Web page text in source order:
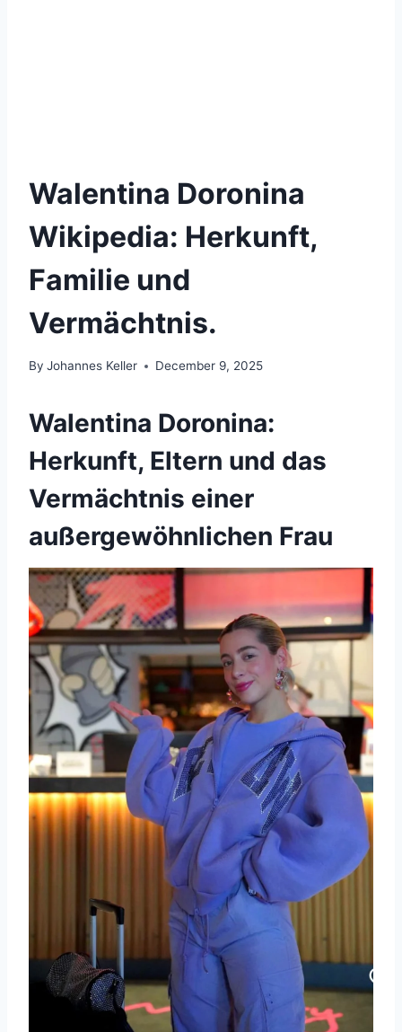
Walentina Doronina
Wikipedia: Herkunft,
Familie und
Vermächtnis.
By Johannes Keller December 9, 2025
Walentina Doronina:
Herkunft, Eltern und das
Vermächtnis einer
außergewöhnlichen Frau